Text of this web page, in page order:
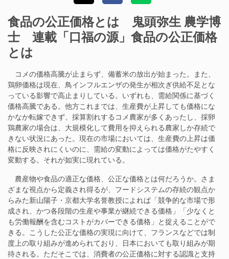
食品の公正価格とは 鬼頭弥生 農学博
士 連載「口福の源」食品の公正価格
とは
コメの価格高騰が止まらず、備蓄米の放出が始まった。また、
鶏卵価格は現在、鳥インフルエンザの発生が相次ぎ供給不足とな
っている影響で高止まりしている。いずれも、需給関係に基づく
価格高騰である。他方これまでは、生産費が上昇しても価格にな
かなか転嫁できず、採算割れするコメ農家が多くあったし、採卵
鶏農家の場合は、大規模化して費用を抑えられる農家しか存続で
きない状況にあった。現在の市場においては、生産費の上昇は価
格に反映されにくいのに、需給の変動によっては価格がたやすく
変動する。それが如実に現れている。
農産物や食品の適正な価格、公正な価格とは何だろうか。さま
ざまな視点から定義され得るが、フードシステムの存続の観点か
らみた新山陽子・京都大学名誉教授によれば「競争的な市場で形
成され、かつ各段階の生産や事業が継続できる価格」「少なくと
も労働報酬を含むコストがカバーできる価格」と捉えることがで
きる。こうした公正な価格の実現に向けて、フランスなどでは制
度上の取り組みが進められており、日本においても取り組みが期
待される。ただそこでは、消費者の公正価格に対する認識と支持